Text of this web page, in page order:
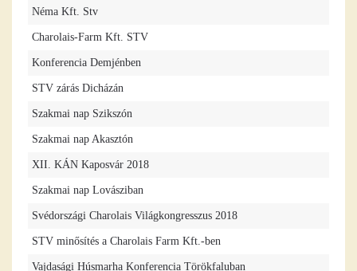
Néma Kft. Stv
Charolais-Farm Kft. STV
Konferencia Demjénben
STV zárás Dicházán
Szakmai nap Szikszón
Szakmai nap Akasztón
XII. KÁN Kaposvár 2018
Szakmai nap Lovásziban
Svédországi Charolais Világkongresszus 2018
STV minősítés a Charolais Farm Kft.-ben
Vajdasági Húsmarha Konferencia Törökfaluban